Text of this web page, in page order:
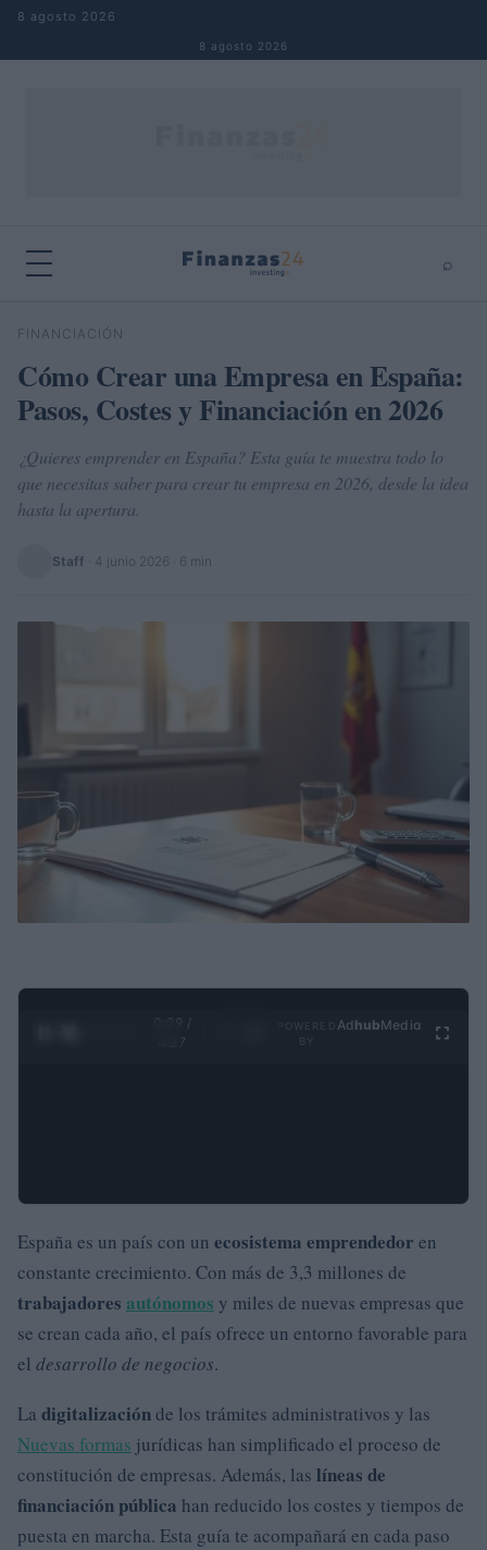
Saltar al contenido
8 agosto 2026
8 agosto 2026
⌕
Buscar
FINANCIACIÓN
Cómo Crear una Empresa en España:
Pasos, Costes y Financiación en 2026
¿Quieres emprender en España? Esta guía te muestra todo lo
que necesitas saber para crear tu empresa en 2026, desde la idea
hasta la apertura.
Staff 4 junio 2026 · 6 min
0:30 /
4:27
Ad hubMedia
España es un país con un ecosistema emprendedor en
constante crecimiento. Con más de 3,3 millones de
trabajadores autónomos y miles de nuevas empresas que
se crean cada año, el país ofrece un entorno favorable para
el desarrollo de negocios.
La digitalizaciónde los trámites administrativos y las
Nuevas formas jurídicas han simplificado el proceso de
constitución de empresas. Además, las líneas de
financiación pública han reducido los costes y tiempos de
puesta en marcha. Esta guía te acompañará en cada paso